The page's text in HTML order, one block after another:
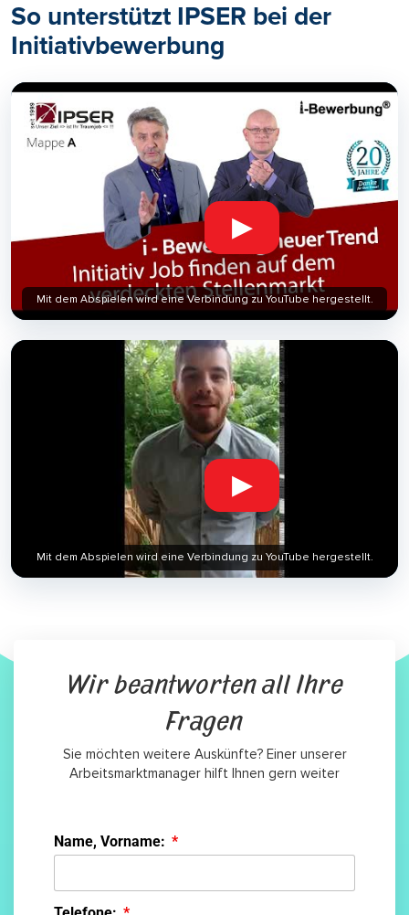
So unterstützt IPSER bei der
Initiativbewerbung
▶
Mit dem Abspielen wird eine Verbindung zu YouTube hergestellt.
▶
Mit dem Abspielen wird eine Verbindung zu YouTube hergestellt.
Wir beantworten all Ihre
Fragen
Sie möchten weitere Auskünfte? Einer unserer
Arbeitsmarktmanager hilft Ihnen gern weiter
Name, Vorname: